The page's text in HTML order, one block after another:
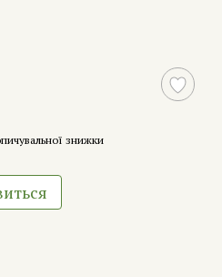
знижки